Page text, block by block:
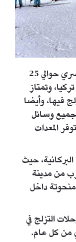
تبعد منطقة "ارجيس" Erciyes عن قيصري حوالي 25
وتمتاز
فيها، وأيضا
جميع وسائل
المعدات
حيث
من مدينة
داخل
التزلج في